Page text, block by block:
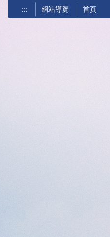
::: 網站導覽 首頁